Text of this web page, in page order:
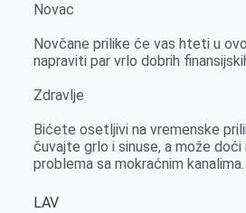
Novac
Novčane prilike će vas hteti u
napraviti par vrlo dobrih
Zdravlje
Bićete osetljivi na vremenske
čuvajte grlo i sinuse, a može doći
problema sa mokraćnim kanalima.
LAV